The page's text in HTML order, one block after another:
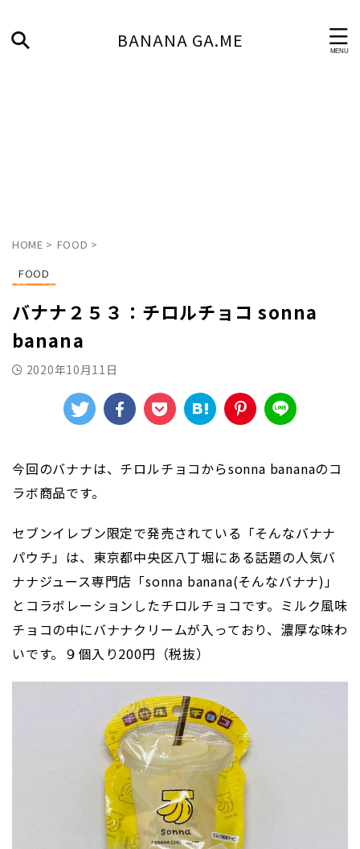
BANANA GA.ME
HOME > FOOD >
FOOD
バナナ２５３：チロルチョコ sonna
banana
2020年10月11日
今回のバナナは、チロルチョコからsonna bananaのコ
ラボ商品です。
セブンイレブン限定で発売されている「そんなバナナ
パウチ」は、東京都中央区八丁堀にある話題の人気バ
ナナジュース専門店「sonna banana(そんなバナナ)」
とコラボレーションしたチロルチョコです。ミルク風味
チョコの中にバナナクリームが入っており、濃厚な味わ
いです。９個入り200円（税抜）